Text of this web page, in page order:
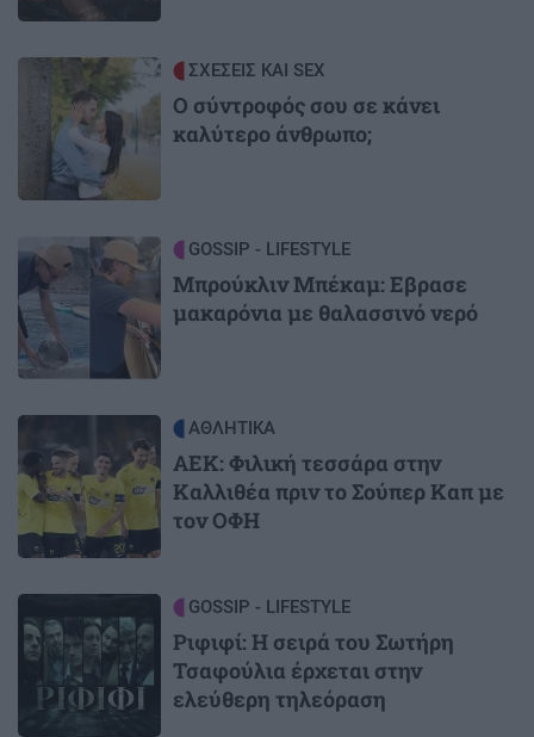
ΣΧΕΣΕΙΣ ΚΑΙ SEX
Ο σύντροφός σου σε κάνει
καλύτερο άνθρωπο;
Image GOSSIP - LIFESTYLE
Μπρούκλιν Μπέκαμ: Εβρασε
μακαρόνια με θαλασσινό νερό
ΑΘΛΗΤΙΚΑ
ΑΕΚ: Φιλική τεσσάρα στην
Καλλιθέα πριν το Σούπερ Καπ με
τον ΟΦΗ
GOSSIP - LIFESTYLE
Ριφιφί: Η σειρά του Σωτήρη
Τσαφούλια έρχεται στην
ελεύθερη τηλεόραση